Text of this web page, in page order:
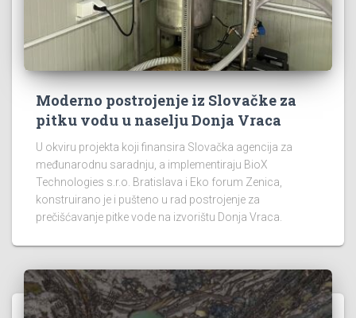
Moderno postrojenje iz Slovačke za
pitku vodu u naselju Donja Vraca
U okviru projekta koji finansira Slovačka agencija za
međunarodnu saradnju, a implementiraju BioX
Technologies s.r.o. Bratislava i Eko forum Zenica,
konstruirano je i pušteno u rad postrojenje za
prečišćavanje pitke vode na izvorištu Donja Vraca.